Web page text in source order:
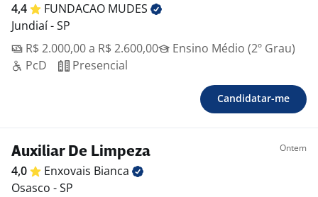
4,4 FUNDACAO MUDES
Jundiaí - SP
R$ 2.000,00 a R$ 2.600,00
Ensino Médio (2º Grau)
PcD
Presencial
Candidatar-me
Auxiliar De Limpeza Ontem
4,0 Enxovais Bianca
Osasco - SP